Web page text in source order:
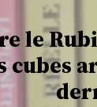
le
cubes